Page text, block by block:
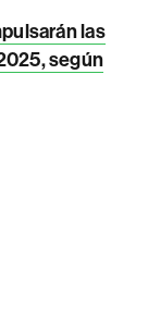
las
según